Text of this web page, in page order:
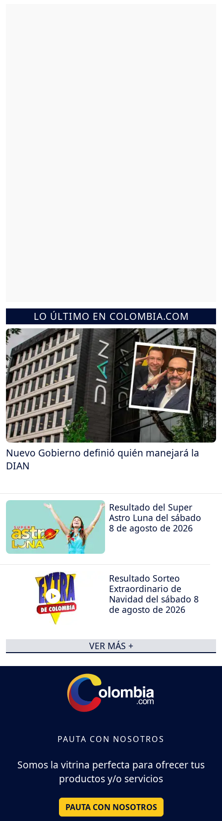
LO ÚLTIMO EN COLOMBIA.COM
Nuevo Gobierno definió quién manejará la
DIAN
Resultado del Super
Astro Luna del sábado
8 de agosto de 2026
Resultado Sorteo
Extraordinario de
Navidad del sábado 8
de agosto de 2026
VER MÁS +
PAUTA CON NOSOTROS
Somos la vitrina perfecta para ofrecer tus
productos y/o servicios
PAUTA CON NOSOTROS